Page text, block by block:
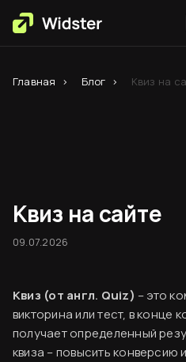
Главная Блог Квиз на
Квиз на сайте
09.07.2026
Квиз (от англ. Quiz) – это
викторина или тест, в конце
получает определенный
квиза – повысить конверсию